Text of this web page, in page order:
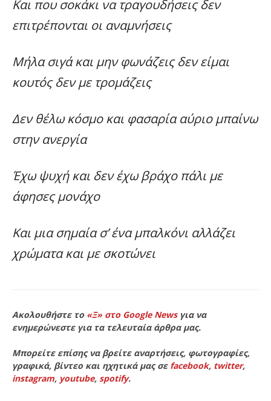
Και που σοκάκι να τραγουδήσεις δεν
επιτρέπονται οι αναμνήσεις
Μήλα σιγά και μην φωνάζεις δεν είμαι
κουτός δεν με τρομάζεις
Δεν θέλω κόσμο και φασαρία αύριο μπαίνω
στην ανεργία
Έχω ψυχή και δεν έχω βράχο πάλι με
άφησες μονάχο
Και μια σημαία σ’ ένα μπαλκόνι αλλάζει
χρώματα και με σκοτώνει
Ακολουθήστε το «Ξ» στο Google Newsγια να
ενημερώνεστε για τα τελευταία άρθρα μας.
Μπορείτε επίσης να βρείτε αναρτήσεις, φωτογραφίες,
γραφικά, βίντεο και ηχητικά μας σε facebook, twitter,
instagram, youtube, spotify.